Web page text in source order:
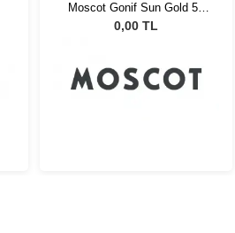
Moscot Gonif Sun Gold 54
Forest Wood
0,00 TL